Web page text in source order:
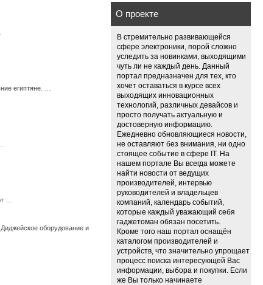
египтяне. …
…
оборудование и
О проекте
В стремительно развивающейся
сфере электроники, порой сложно
уследить за новинками, выходящими
чуть ли не каждый день. Данный
портал предназначен для тех, кто
хочет оставаться в курсе всех
выходящих инновационных
технологий, различных девайсов и
просто получать актуальную и
достоверную информацию.
Ежедневно обновляющиеся новости,
не оставляют без внимания, ни одно
стоящее событие в сфере IT. На
нашем портале Вы всегда можете
найти новости от ведущих
производителей, интервью
руководителей и владельцев
компаний, календарь событий,
которые каждый уважающий себя
гаджетоман обязан посетить.
Кроме того наш портал оснащён
каталогом производителей и
устройств, что значительно упрощает
процесс поиска интересующей Вас
информации, выбора и покупки. Если
же Вы только начинаете